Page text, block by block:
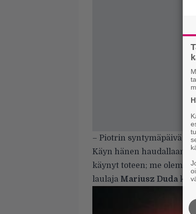
– Piotrin syntymäpäivä
Käyn hänen haudallaan
käynyt toteen; me
laulaja Mariusz Duda